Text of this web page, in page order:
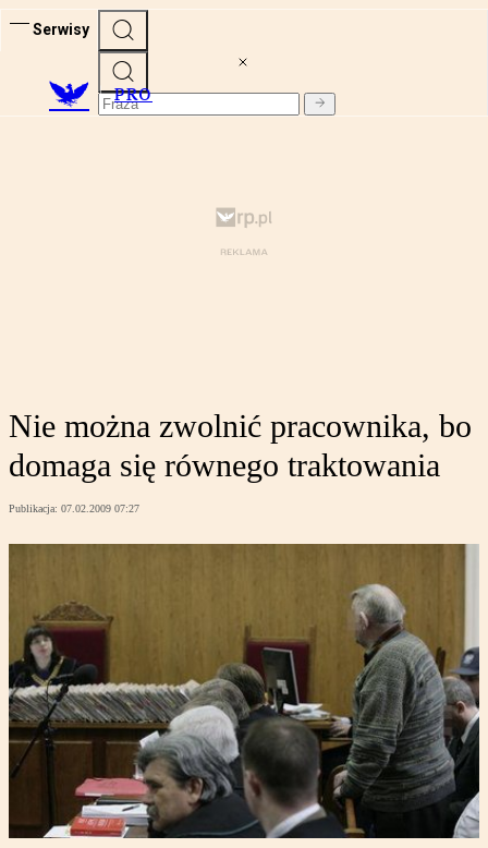
Serwisy
PRO
Nie można zwolnić pracownika, bo
domaga się równego traktowania
Publikacja: 07.02.2009 07:27